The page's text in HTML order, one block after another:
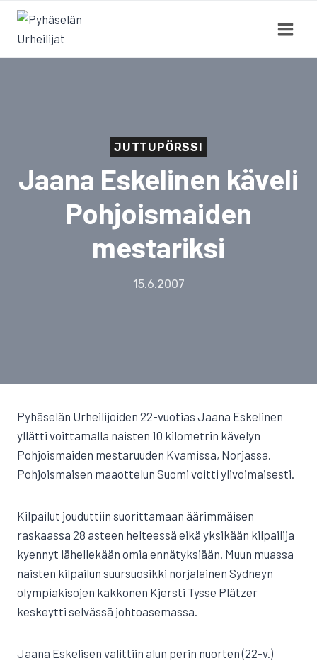
Siirry
sisältöön
JUTTUPÖRSSI
Jaana Eskelinen käveli
Pohjoismaiden
mestariksi
15.6.2007
Pyhäselän Urheilijoiden 22-vuotias Jaana Eskelinen
yllätti voittamalla naisten 10 kilometrin kävelyn
Pohjoismaiden mestaruuden Kvamissa, Norjassa.
Pohjoismaisen maaottelun Suomi voitti ylivoimaisesti.
Kilpailut jouduttiin suorittamaan äärimmäisen
raskaassa 28 asteen helteessä eikä yksikään kilpailija
kyennyt lähellekään omia ennätyksiään. Muun muassa
naisten kilpailun suursuosikki norjalainen Sydneyn
olympiakisojen kakkonen Kjersti Tysse Plätzer
keskeytti selvässä johtoasemassa.
Jaana Eskelisen valittiin alun perin nuorten (22-v.)